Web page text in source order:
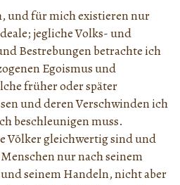
und für mich existieren nur
jegliche Volks- und
Bestrebungen betrachte ich
Egoismus und
früher oder später
und deren Verschwinden ich
beschleunigen muss.
Völker gleichwertig sind und
nur nach seinem
seinem Handeln, nicht aber